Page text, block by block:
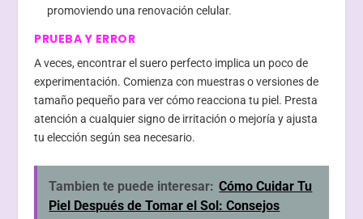
promoviendo una renovación celular.
PRUEBA Y ERROR
A veces, encontrar el suero perfecto implica un poco de
experimentación. Comienza con muestras o versiones de
tamaño pequeño para ver cómo reacciona tu piel. Presta
atención a cualquier signo de irritación o mejoría y ajusta
tu elección según sea necesario.
Tambien te puede interesar: Cómo Cuidar Tu
Piel Después de Tomar el Sol: Consejos